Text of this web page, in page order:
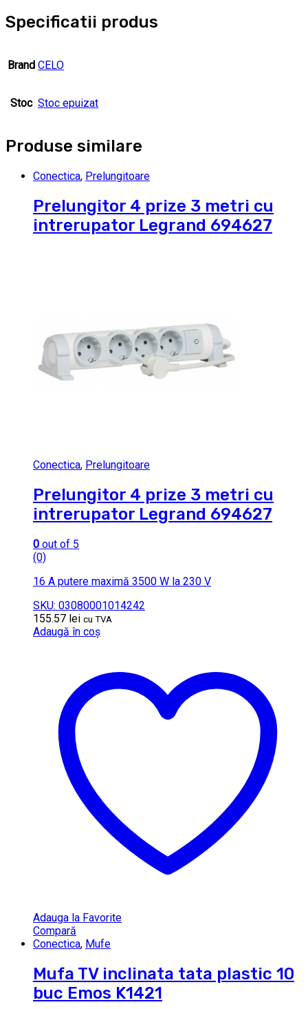
Specificatii produs
Brand CELO
Stoc Stoc epuizat
Produse similare
Conectica, Prelungitoare
Prelungitor 4 prize 3 metri cu
intrerupator Legrand 694627
Conectica, Prelungitoare
Prelungitor 4 prize 3 metri cu
intrerupator Legrand 694627
0 out of 5
(0)
16 A putere maximă 3500 W la 230 V
SKU: 03080001014242
155.57 lei cu TVA
Adaugă în coș
Adauga la Favorite
Compară
Conectica, Mufe
Mufa TV inclinata tata plastic 10
buc Emos K1421